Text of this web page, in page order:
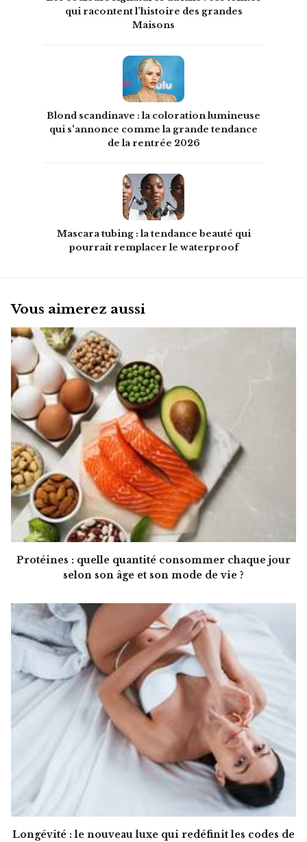
qui racontent l’histoire des grandes
Maisons
Blond scandinave : la coloration lumineuse
qui s'annonce comme la grande tendance
de la rentrée 2026
Mascara tubing : la tendance beauté qui
pourrait remplacer le waterproof
Vous aimerez aussi
Protéines : quelle quantité consommer chaque jour
selon son âge et son mode de vie ?
Longévité : le nouveau luxe qui redéfinit les codes de